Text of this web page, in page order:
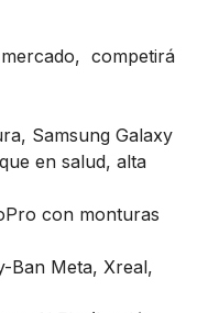
competirá
Samsung Galaxy
en salud, alta
con monturas
Ban Meta, Xreal,